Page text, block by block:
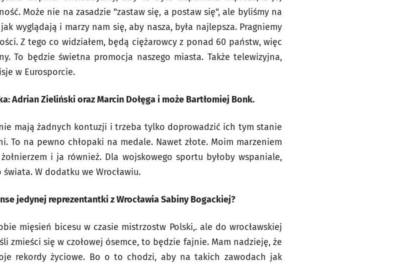
Może nie na zasadzie "zastaw się, a postaw się", ale byliśmy na
wyglądają i marzy nam się, aby nasza, była najlepsza. Pragniemy
Z tego co widziałem, będą ciężarowcy z ponad 60 państw, więc
To będzie świetna promocja naszego miasta. Także telewizyjna,
w Eurosporcie.
Adrian Zieliński oraz Marcin Dołęga i może Bartłomiej Bonk.
mają żadnych kontuzji i trzeba tylko doprowadzić ich tym stanie
To na pewno chłopaki na medale. Nawet złote. Moim marzeniem
i ja również. Dla wojskowego sportu byłoby wspaniale,
W dodatku we Wrocławiu.
jedynej reprezentantki z Wrocławia Sabiny Bogackiej?
mięsień bicesu w czasie mistrzostw Polski,. ale do wrocławskiej
zmieści się w czołowej ósemce, to będzie fajnie. Mam nadzieję, że
rekordy życiowe. Bo o to chodzi, aby na takich zawodach jak